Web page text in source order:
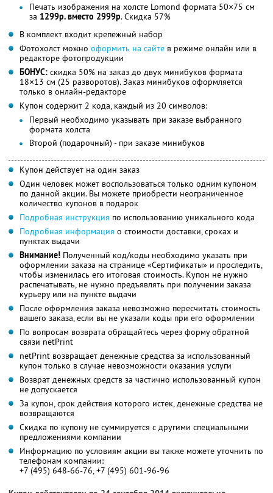
Печать изображения на холсте Lomond формата 50×75 см
за 1299р. вместо 2999р. Скидка 57%
В комплект входит крепежный набор
Фотохолст можно оформить на сайте в режиме онлайн или в
редакторе фотопродукции
БОНУС: скидка 50% на заказ до двух минибуков формата
18×13 см (25 разворотов). Заказ минибуков оформляется
только в онлайн-редакторе
Купон содержит 2 кода, каждый из 20 символов:
Первый необходимо указывать при заказе выбранного
формата холста
Второй (подарочный) - при заказе минибуков
Купон действует на один заказ
Один человек может воспользоваться только одним купоном
по данной акции. Вы можете приобрести неограниченное
количество купонов в подарок
Подробная инструкция по использованию уникального кода
Подробная информация о стоимости доставки, сроках и
пунктах выдачи
Внимание! Полученный код/коды необходимо указать при
оформлении заказа на странице «Сертификаты» и проследить,
чтобы изменилась его итоговая стоимость. Купон не нужно
распечатывать, не нужно предъявлять при получении заказа
курьеру или на пункте выдачи
После оформления заказа невозможно пересчитать стоимость
вашего заказа, если вы не указали коды при его оформлении
По вопросам возврата обращайтесь через форму обратной
связи netPrint
netPrint возвращает денежные средства за использованный
купон только в случае невозможности оказания услуги
Возврат денежных средств за частично использованный купон
не допускается
За купон, срок действия которого истек, денежные средства не
возвращаются
Скидка по купону не суммируется с другими специальными
предложениями компании
Информацию по условиям акции вы также можете уточнить по
телефонам компании:
+7 (495) 648-66-76, +7 (495) 601-96-96